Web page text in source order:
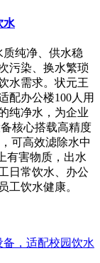
水
质纯净、供水稳
污染、换水繁琐
水需求。状元王
配办公楼100人用
纯净水，为企业
核心搭载高精度
可高效滤除水中
有害物质，出水
日常饮水、办公
工饮水健康。